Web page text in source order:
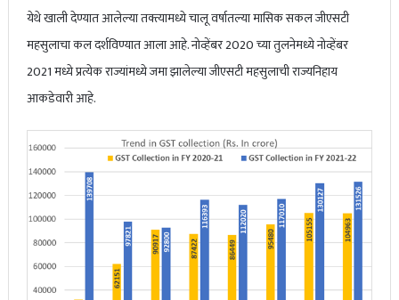
येथे खाली देण्यात आलेल्या तक्त्यामध्ये चालू वर्षातल्या मासिक सकल जीएसटी
महसुलाचा कल दर्शविण्यात आला आहे. नोव्हेंबर 2020 च्या तुलनेमध्ये नोव्हेंबर
2021 मध्ये प्रत्येक राज्यांमध्ये जमा झालेल्या जीएसटी महसुलाची राज्यनिहाय
आकडेवारी आहे.